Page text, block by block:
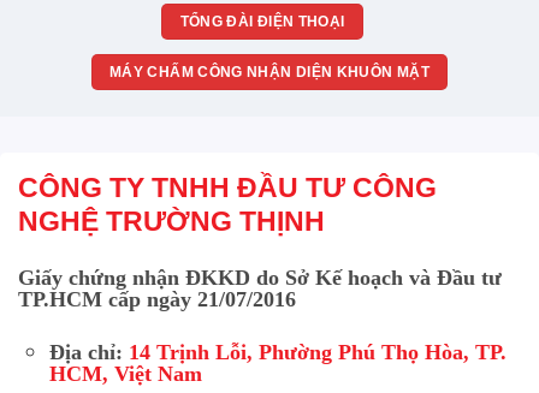
TỔNG ĐÀI ĐIỆN THOẠI
MÁY CHẤM CÔNG NHẬN DIỆN KHUÔN MẶT
CÔNG TY TNHH ĐẦU TƯ CÔNG
NGHỆ TRƯỜNG THỊNH
Giấy chứng nhận ĐKKD do Sở Kế hoạch và Đầu tư
TP.HCM cấp ngày 21/07/2016
Địa chỉ: 14 Trịnh Lỗi, Phường Phú Thọ Hòa, TP.
HCM, Việt Nam